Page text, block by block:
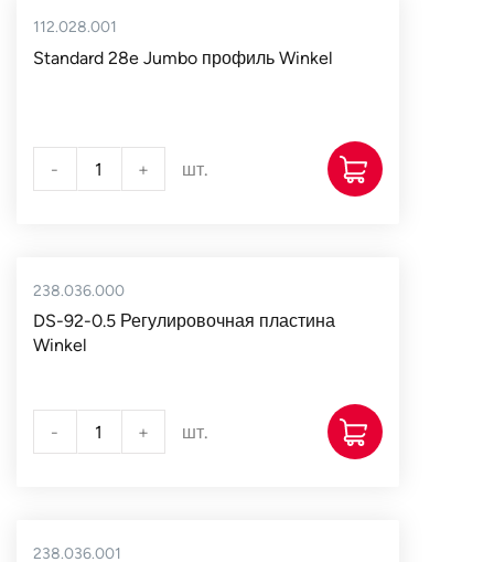
112.028.001
Standard 28e Jumbo профиль Winkel
- + шт.
238.036.000
DS-92-0.5 Регулировочная пластина
Winkel
- + шт.
238.036.001